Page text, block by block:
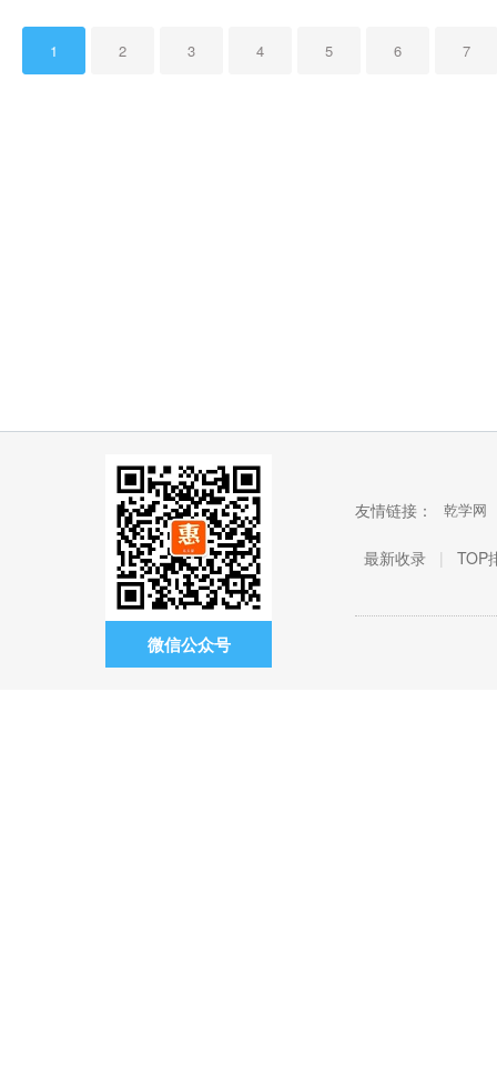
业实力广受全球客户与行业认可。
1 2 3 4 5 6 7
微信公众号
友情链接： 乾学网
最新收录 | TOP